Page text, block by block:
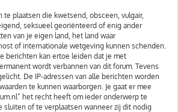
te plaatsen die kwetsend, obsceen, vulgair,
seksueel georiënteerd of enig ander
van je eigen land, het land waar
of internationale wetgeving kunnen schenden.
berichten kan ertoe leiden dat je met
wordt verbannen van dit forum. Tevens
De IP-adressen van alle berichten worden
te kunnen waarborgen. Je gaat er mee
het recht heeft om ieder onderwerp te
sluiten of te verplaatsen wanneer zij dit nodig